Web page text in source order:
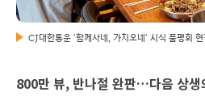
CJ대한통운 ‘함께사네, 가치오네’ 시식 품평회 현
800만 뷰, 반나절 완판…다음 상생